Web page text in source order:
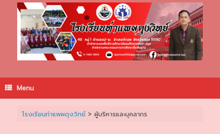
Menu
โรงเรียนท่าแพผดุงวิทย์> ผู้บริหารและบุคลากร